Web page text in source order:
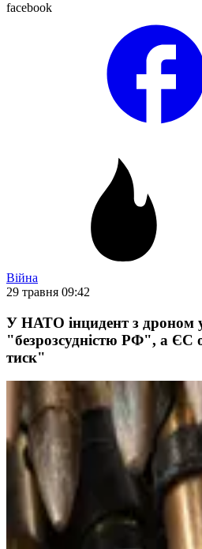
facebook
Війна
29 травня 09:42
У НАТО інцидент з дроном
"безрозсудністю РФ", а ЄС
тиск"